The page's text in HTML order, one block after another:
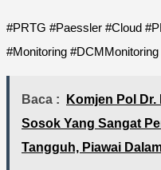
#PRTG #Paessler #Cloud
#Monitoring
Baca :
Komjen Pol Dr.
Sosok Yang Sangat
Tangguh, Piawai